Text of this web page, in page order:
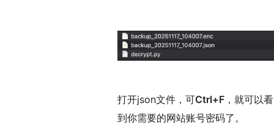
打开json文件，可Ctrl+F ，就可以看
到你需要的网站账号密码了。